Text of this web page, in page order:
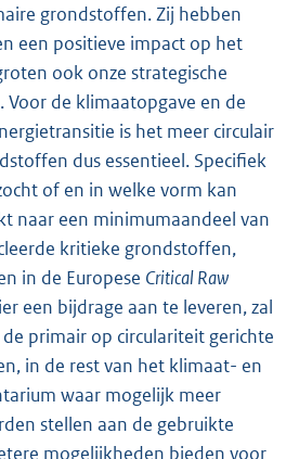
grondstoffen. Zij hebben
een positieve impact op het
ook onze strategische
de klimaatopgave en de
is het meer circulair
dus essentieel. Specifiek
of en in welke vorm kan
naar een minimumaandeel van
kritieke grondstoffen,
in de Europese Critical Raw
een bijdrage aan te leveren, zal
primair op circulariteit gerichte
in de rest van het klimaat- en
waar mogelijk meer
stellen aan de gebruikte
mogelijkheden bieden voor